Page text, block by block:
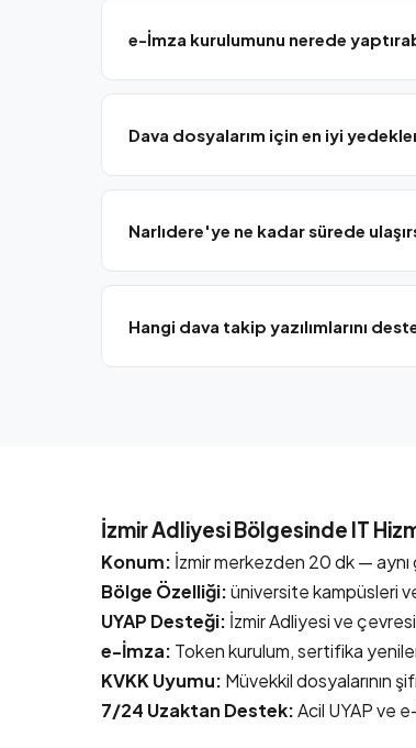
e-İmza kurulumunu nerede
Dava dosyalarım için en iyi
Narlıdere'ye ne kadar sürede
Hangi dava takip yazılımlarını
İzmir Adliyesi Bölgesinde IT
Konum: İzmir merkezden 20 dk —
Bölge Özelliği:üniversite kampüsleri
UYAP Desteği: İzmir Adliyesi ve
e-İmza: Token kurulum, sertifika
KVKK Uyumu: Müvekkil dosyalarının
7/24 Uzaktan Destek:Acil UYAP ve